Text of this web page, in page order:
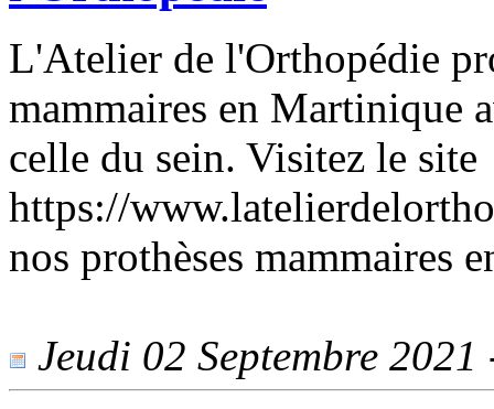
L'Atelier de l'Orthopédie
mammaires en Martinique
celle du sein. Visitez le site
https://
nos prothèses mammaires
Jeudi 02 Septembre